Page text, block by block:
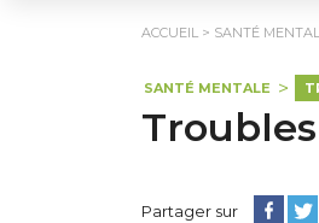
ACCUEIL SANTÉ
SANTÉ MENTALE
Partager sur